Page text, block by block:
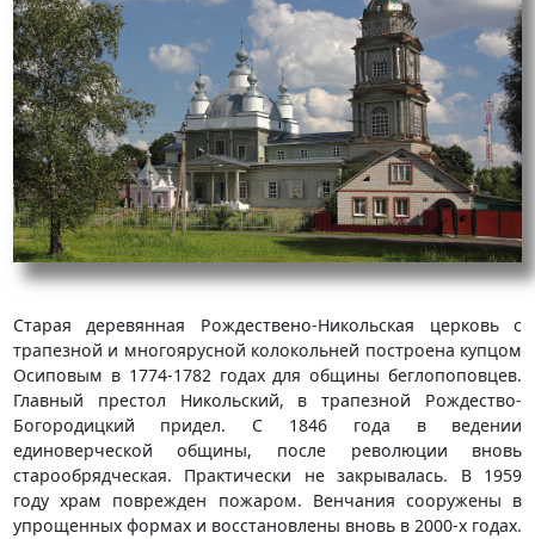
Старая деревянная Рождествено-Никольская церковь с
трапезной и многоярусной колокольней построена купцом
Осиповым в 1774-1782 годах для общины беглопоповцев.
Главный престол Никольский, в трапезной Рождество-
Богородицкий придел. С 1846 года в ведении
единоверческой общины, после революции вновь
старообрядческая. Практически не закрывалась. В 1959
году храм поврежден пожаром. Венчания сооружены в
упрощенных формах и восстановлены вновь в 2000-х годах.